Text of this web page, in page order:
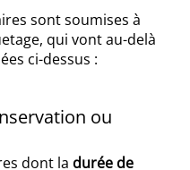
sont soumises à
, qui vont au-delà
ci-dessus :
ou
dont la durée de